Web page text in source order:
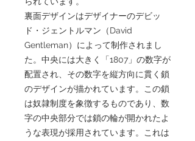
裏面デザインはデザイナーのデビッ
ド・ジェントルマン（David
Gentleman）によって制作されまし
た。中央には大きく「1807」の数字が
配置され、その数字を縦方向に貫く鎖
のデザインが描かれています。この鎖
は奴隷制度を象徴するものであり、数
字の中央部分では鎖の輪が開かれたよ
うな表現が採用されています。これは